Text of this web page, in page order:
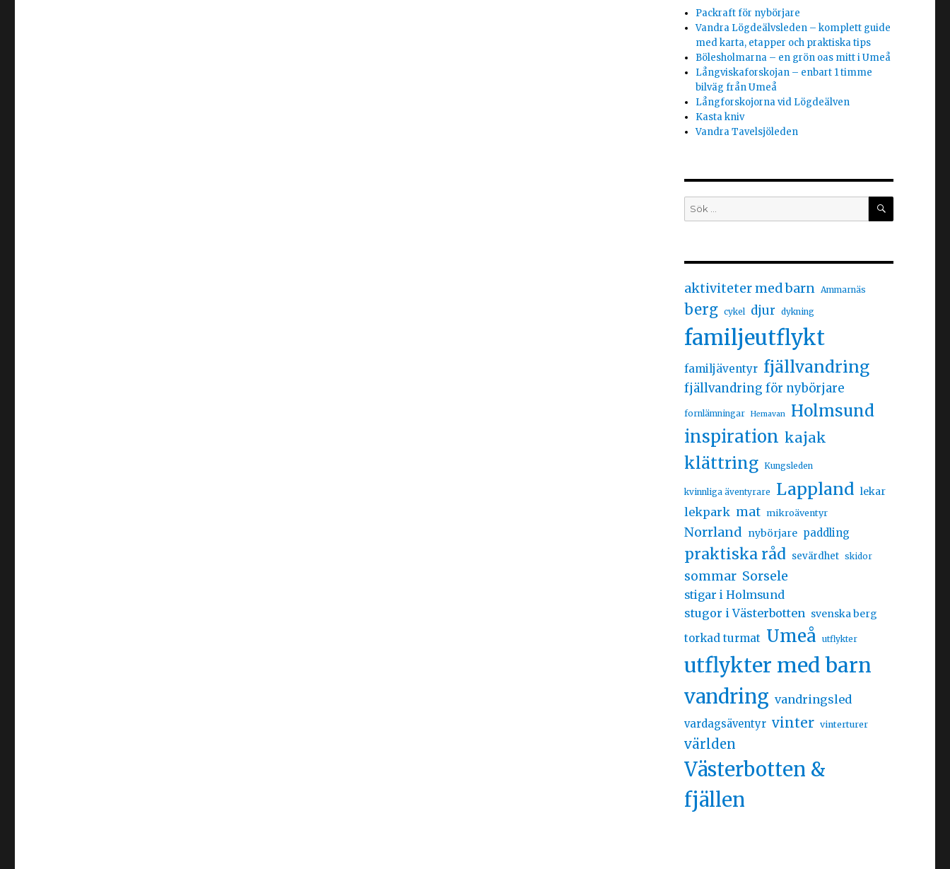
Packraft för nybörjare
Vandra Lögdeälvsleden – komplett guide
med karta, etapper och praktiska tips
Bölesholmarna – en grön oas mitt i Umeå
Långviskaforskojan – enbart 1 timme
bilväg från Umeå
Långforskojorna vid Lögdeälven
Kasta kniv
Vandra Tavelsjöleden
aktiviteter med barn Ammarnäs
berg cykel djur dykning
familjeutflykt
familjäventyr fjällvandring
fjällvandring för nybörjare
fornlämningar Hemavan Holmsund
inspiration kajak
klättring Kungsleden
kvinnliga äventyrare Lappland lekar
lekpark mat mikroäventyr
Norrland nybörjare paddling
praktiska råd sevärdhet skidor
sommar Sorsele
stigar i Holmsund
stugor i Västerbotten svenska berg
torkad turmat Umeå utflykter
utflykter med barn
vandring vandringsled
vardagsäventyr vinter vinterturer
världen
Västerbotten &
fjällen